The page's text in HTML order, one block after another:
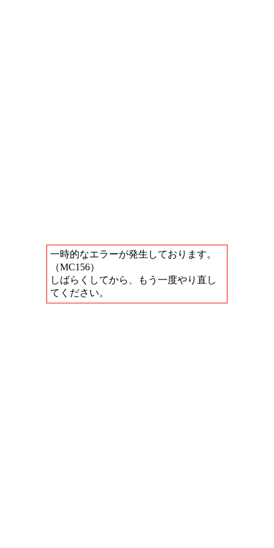
一時的なエラーが発生しております。
（MC156）
しばらくしてから、もう一度やり直し
てください。